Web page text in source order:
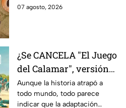
tratará la cinta. Aquí te
07 agosto, 2026
¿Se CANCELA "El Juego
del Calamar", versión
Estados Unidos? Esto
es lo que se sabe al
Aunque la historia atrapó a
todo mundo, todo parece
indicar que la adaptación